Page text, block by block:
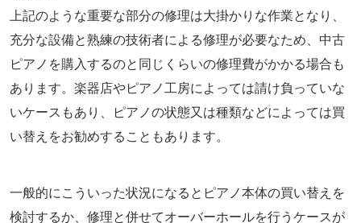
上記のような重要な部分の修理は大掛かりな作業となり、
充分な設備と熟練の技術者による修理が必要なため、中古
ピアノを購入するのと同じくらいの修理費がかかる場合も
あります。楽器店やピアノ工房によっては請け負っていな
いケースもあり、ピアノの状態又は種類などによっては買
い替えをお勧めすることもあります。
一般的にこういった状況になるとピアノ本体の買い替えを
検討するか、修理と併せてオーバーホールを行うケースが